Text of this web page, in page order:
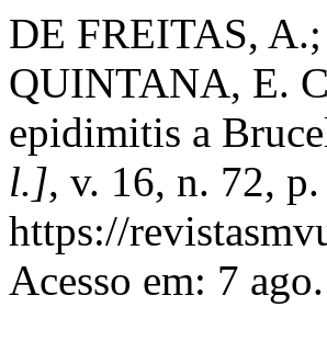
DE FREITAS,
QUINTANA, E.
epidimitis a
l.], v. 16, n. 72,
https://
Acesso em: 7